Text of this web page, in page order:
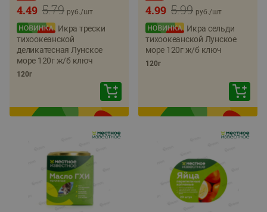
5.79
4.49 руб./шт
Икра трески
тихоокеанской
деликатесная Лунское
море 120г ж/б ключ
120г
5.99
4.99 руб./шт
Икра сельди
тихоокеанской Лунское
море 120г ж/б ключ
120г